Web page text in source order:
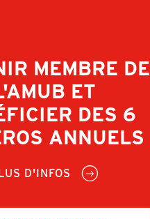
MEMBRE DE
ET
DES 6
ANNUELS
D'INFOS